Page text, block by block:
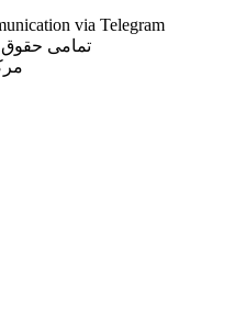
via Telegram
تمامی